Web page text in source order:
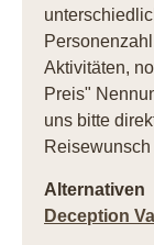
Aktivitäten,
Preis"
uns bitte
Alternativen
Deception